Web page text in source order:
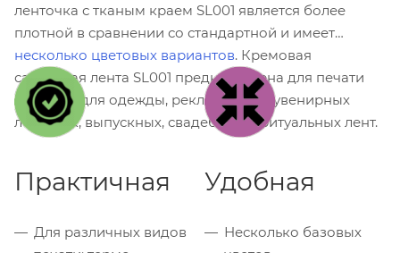
ленточка с тканым краем SL001 является более
плотной в сравнении со стандартной и имеет
несколько цветовых вариантов. Кремовая
сатиновая лента SL001 предназначена для печати
этикеток для одежды, рекламных и сувенирных
ленточек, выпускных, свадебных и ритуальных лент.
Практичная
Для различных видов
Удобная
Несколько базовых